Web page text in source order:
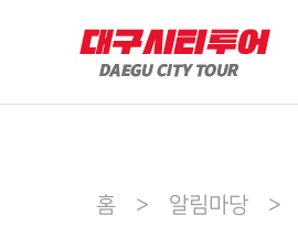
홈 > 알림마당 >